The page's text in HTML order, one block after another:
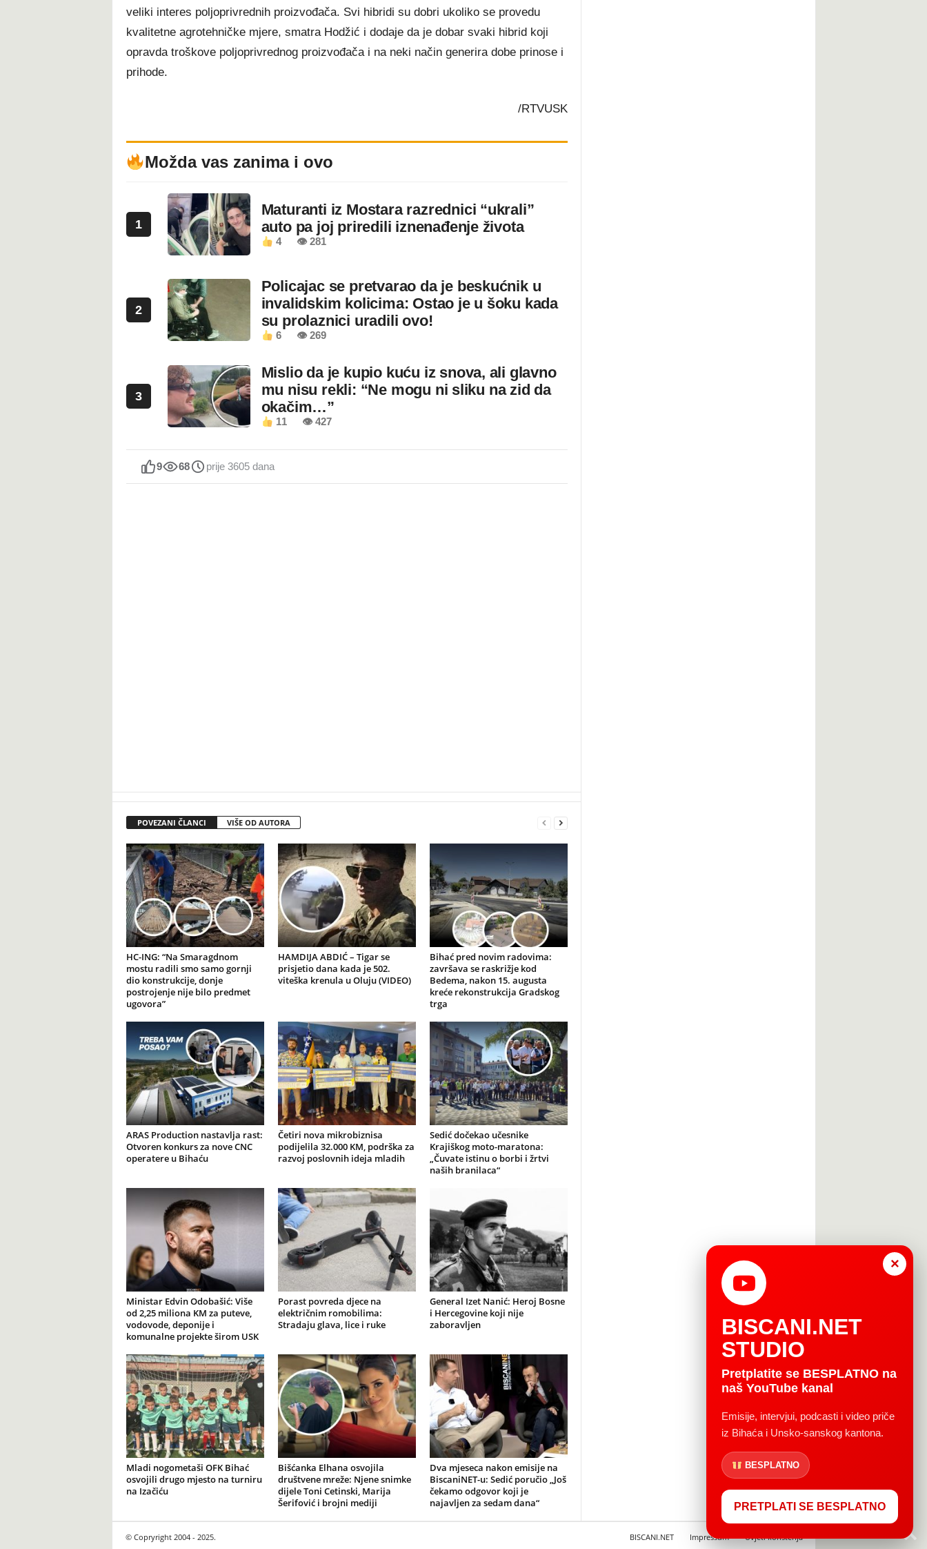
veliki interes poljoprivrednih proizvođača. Svi hibridi su dobri ukoliko se provedu
kvalitetne agrotehničke mjere, smatra Hodžić i dodaje da je dobar svaki hibrid koji
opravda troškove poljoprivrednog proizvođača i na neki način generira dobe prinose i
prihode.
/RTVUSK
Možda vas zanima i ovo
1
Maturanti iz Mostara razrednici “ukrali”
auto pa joj priredili iznenađenje života
4 👁 281
2
Policajac se pretvarao da je beskućnik u
invalidskim kolicima: Ostao je u šoku kada
su prolaznici uradili ovo!
6 👁 269
3
Mislio da je kupio kuću iz snova, ali glavno
mu nisu rekli: “Ne mogu ni sliku na zid da
okačim…”
11 👁 427
9 68 prije 3605 dana
POVEZANI ČLANCI VIŠE OD AUTORA
HC-ING: “Na Smaragdnom
mostu radili smo samo gornji
dio konstrukcije, donje
postrojenje nije bilo predmet
ugovora”
HAMDIJA ABDIĆ – Tigar se
prisjetio dana kada je 502.
viteška krenula u Oluju (VIDEO)
Bihać pred novim radovima:
završava se raskrižje kod
Bedema, nakon 15. augusta
kreće rekonstrukcija Gradskog
trga
ARAS Production nastavlja rast:
Otvoren konkurs za nove CNC
operatere u Bihaću
Četiri nova mikrobiznisa
podijelila 32.000 KM, podrška za
razvoj poslovnih ideja mladih
Sedić dočekao učesnike
Krajiškog moto-maratona:
„Čuvate istinu o borbi i žrtvi
naših branilaca“
Ministar Edvin Odobašić: Više
od 2,25 miliona KM za puteve,
vodovode, deponije i
komunalne projekte širom USK
Porast povreda djece na
električnim romobilima:
Stradaju glava, lice i ruke
General Izet Nanić: Heroj Bosne
i Hercegovine koji nije
zaboravljen
Mladi nogometaši OFK Bihać
osvojili drugo mjesto na turniru
na Izačiću
Bišćanka Elhana osvojila
društvene mreže: Njene snimke
dijele Toni Cetinski, Marija
Šerifović i brojni mediji
Dva mjeseca nakon emisije na
BiscaniNET-u: Sedić poručio „Još
čekamo odgovor koji je
najavljen za sedam dana“
BISCANI.NET Impressum Uvjeti korištenja
© Copryright 2004 - 2025.
×
BISCANI.NET
STUDIO
Pretplatite se BESPLATNO na
naš YouTube kanal
Emisije, intervjui, podcasti i video priče
iz Bihaća i Unsko-sanskog kantona.
BESPLATNO
PRETPLATI SE BESPLATNO